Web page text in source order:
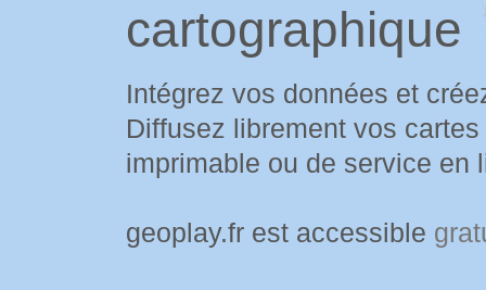
cartographique
Intégrez vos données et
Diffusez librement vos
imprimable ou de service en
geoplay.fr est accessible